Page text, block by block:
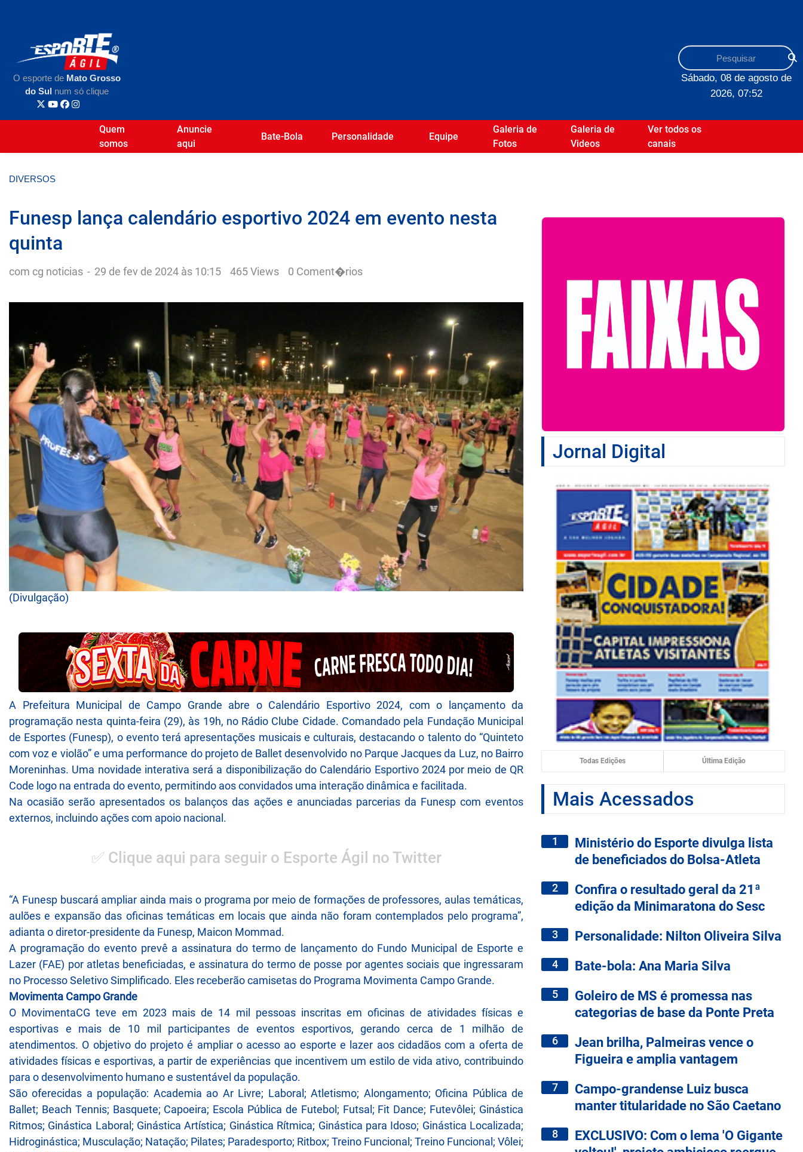
O esporte de Mato Grosso
do Sul num só clique
Sábado, 08 de agosto de
2026, 07:52
Quem
somos
Anuncie
aqui
Bate-Bola Personalidade Equipe
Galeria de
Fotos
Galeria de
Videos
Ver todos os
canais
DIVERSOS
Funesp lança calendário esportivo 2024 em evento nesta
quinta
com cg noticias - 29 de fev de 2024 às 10:15 465 Views 0 Coment�rios
(Divulgação)
A Prefeitura Municipal de Campo Grande abre o Calendário Esportivo 2024, com o lançamento da
programação nesta quinta-feira (29), às 19h, no Rádio Clube Cidade. Comandado pela Fundação Municipal
de Esportes (Funesp), o evento terá apresentações musicais e culturais, destacando o talento do “Quinteto
com voz e violão” e uma performance do projeto de Ballet desenvolvido no Parque Jacques da Luz, no Bairro
Moreninhas. Uma novidade interativa será a disponibilização do Calendário Esportivo 2024 por meio de QR
Code logo na entrada do evento, permitindo aos convidados uma interação dinâmica e facilitada.
Na ocasião serão apresentados os balanços das ações e anunciadas parcerias da Funesp com eventos
externos, incluindo ações com apoio nacional.
✅ Clique aqui para seguir o Esporte Ágil no Twitter
“A Funesp buscará ampliar ainda mais o programa por meio de formações de professores, aulas temáticas,
aulões e expansão das oficinas temáticas em locais que ainda não foram contemplados pelo programa”,
adianta o diretor-presidente da Funesp, Maicon Mommad.
A programação do evento prevê a assinatura do termo de lançamento do Fundo Municipal de Esporte e
Lazer (FAE) por atletas beneficiadas, e assinatura do termo de posse por agentes sociais que ingressaram
no Processo Seletivo Simplificado. Eles receberão camisetas do Programa Movimenta Campo Grande.
Movimenta Campo Grande
O MovimentaCG teve em 2023 mais de 14 mil pessoas inscritas em oficinas de atividades físicas e
esportivas e mais de 10 mil participantes de eventos esportivos, gerando cerca de 1 milhão de
atendimentos. O objetivo do projeto é ampliar o acesso ao esporte e lazer aos cidadãos com a oferta de
atividades físicas e esportivas, a partir de experiências que incentivem um estilo de vida ativo, contribuindo
para o desenvolvimento humano e sustentável da população.
São oferecidas a população: Academia ao Ar Livre; Laboral; Atletismo; Alongamento; Oficina Pública de
Ballet; Beach Tennis; Basquete; Capoeira; Escola Pública de Futebol; Futsal; Fit Dance; Futevôlei; Ginástica
Ritmos; Ginástica Laboral; Ginástica Artística; Ginástica Rítmica; Ginástica para Idoso; Ginástica Localizada;
Hidroginástica; Musculação; Natação; Pilates; Paradesporto; Ritbox; Treino Funcional; Treino Funcional; Vôlei;
Jornal Digital
Todas Edições Última Edição
Mais Acessados
1
Ministério do Esporte divulga lista
de beneficiados do Bolsa-Atleta
2
Confira o resultado geral da 21ª
edição da Minimaratona do Sesc
3 Personalidade: Nilton Oliveira Silva
4 Bate-bola: Ana Maria Silva
5
Goleiro de MS é promessa nas
categorias de base da Ponte Preta
6
Jean brilha, Palmeiras vence o
Figueira e amplia vantagem
7
Campo-grandense Luiz busca
manter titularidade no São Caetano
8
EXCLUSIVO: Com o lema 'O Gigante